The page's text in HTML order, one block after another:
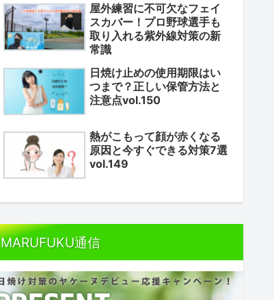
屋外練習に不可欠なフェイ
スカバー！プロ野球選手も
取り入れる紫外線対策の新
常識
日焼け止めの使用期限はい
つまで？正しい保管方法と
注意点vol.150
熱がこもって顔が赤くなる
原因と今すぐできる対策7選
vol.149
MARUFUKU通信